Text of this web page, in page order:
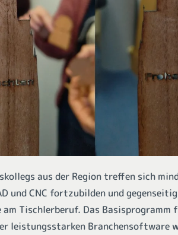
aus der Region treffen sich
und CNC fortzubilden und
am Tischlerberuf. Das
leistungsstarken Branchensoftware